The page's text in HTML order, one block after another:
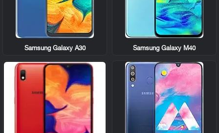
Samsung Galaxy M40
Samsung Galaxy A30